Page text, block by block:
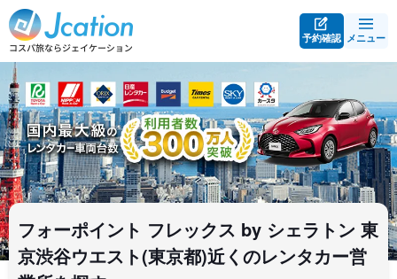
予約確認 メニュー
フォーポイント フレックス by シェラトン 東
京渋谷ウエスト(東京都)近くのレンタカー営